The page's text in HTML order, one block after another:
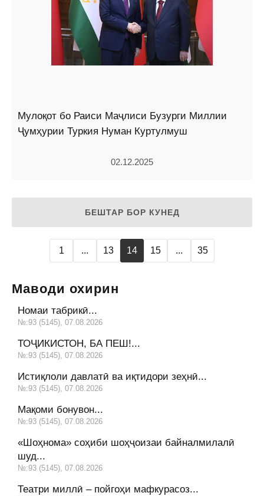
Мулоқот бо Раиси Маҷлиси Бузурги Миллии
Ҷумҳурии Туркия Нуман Куртулмуш
02.12.2025
БЕШТАР БОР КУНЕД
1 ... 13 14 15 ... 35
Маводи охирин
Номаи табрикӣ...
№:93 (5145), 07.08.2026
ТОҶИКИСТОН, БА ПЕШ!...
№:93 (5145), 07.08.2026
Истиқлоли давлатӣ ва иқтидори зеҳнӣ...
№:93 (5145), 07.08.2026
Мақоми бонувон...
№:93 (5145), 07.08.2026
«Шоҳнома» соҳиби шоҳҷоизаи байналмилалӣ
шуд...
№:93 (5145), 07.08.2026
Театри миллӣ – пойгоҳи мафкурасоз...